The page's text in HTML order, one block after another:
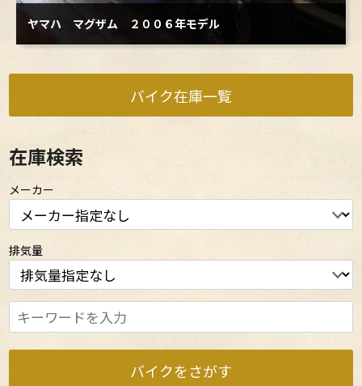
エイプ100購入させて頂きました。店長さんはじめ
スタッフのみなさんも非常に親切で、気持ちよく購
入できました。義理の妹に納車の立ち会いをしても
忘れられない納車日になりました。今後もカスタム
等、相談に乗ってください。ありがとうございまし
ニックネーム ｔａｋｕさんのレビュー
のエンジンメンテナンスをお願いしました。クラッ
ょこ簡易メンテしていただいたのですが…。ギアチ
ェンジ時のクラッチ挙動が少し高回転寄りになるこ
とが増えたこと。一度ドライブスプロケット側のオ
らったが未だに漏れが続いていた。エンジンやマフ
ラーから煙が出るようになった（すわ焼け付きかと
焦りました）。ボアアップしておよそ8000キロ超を
走行してきたのでそろそろエンジンのメンテをお願
いしようと思っていたところだったのでちょうど良
いかと思い整備を依頼しました。1週間後くらいに
ニックネーム やーくんさんのレビュー
バイク初心者の自分にも、ナンバー取得の説明から
支払いなど、とても丁寧に対応していただきまし
た。納車後に初期不良の対応もあり、保証をお願い
するのがとても申し訳なかったのですが、嫌な顔せ
ず対応頂きました。お陰様で楽しいバイクライフが
始められそうです。ありがとうございました。
）
ヤマハ マグザム ２００６年モデル
バイク在庫一覧
在庫検索
メーカー
排気量